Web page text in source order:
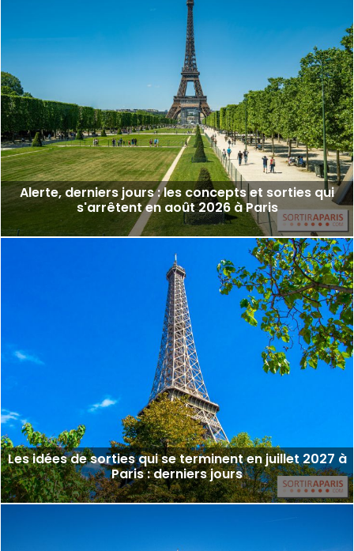
Alerte, derniers jours : les concepts et sorties qui
s'arrêtent en août 2026 à Paris
Les idées de sorties qui se terminent en juillet 2027 à
Paris : derniers jours